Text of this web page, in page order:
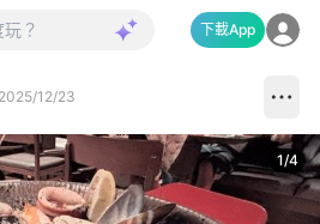
下載App
2025/12/23
1/4